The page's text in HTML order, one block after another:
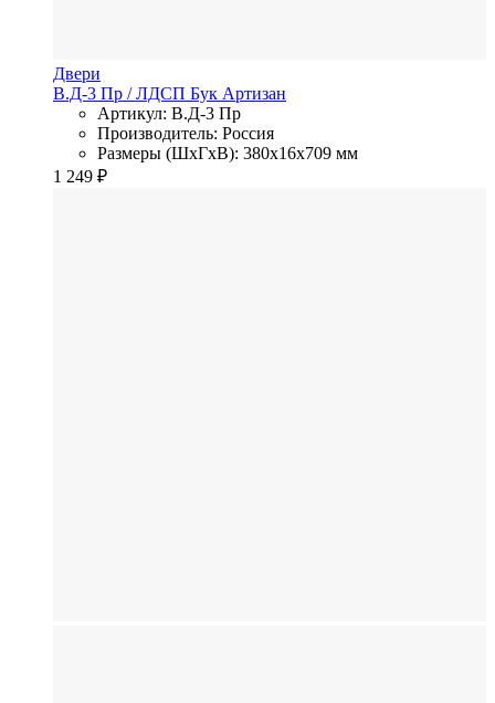
Двери
В.Д-3 Пр / ЛДСП Бук Артизан
Артикул: В.Д-3 Пр
Производитель: Россия
Размеры (ШхГхВ): 380x16x709 мм
1 249 ₽